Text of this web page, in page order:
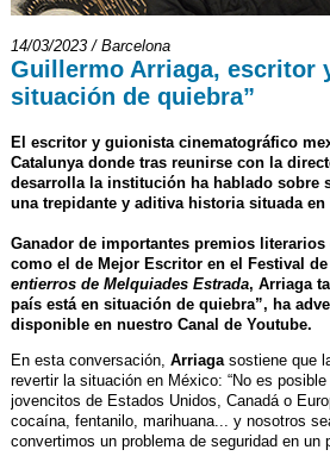
14/03/2023 / Barcelona
Guillermo Arriaga, escritor
situación de quiebra”
El escritor y guionista cinematográfico
Catalunya donde tras reunirse con la
desarrolla la institución ha hablado sobre
una trepidante y aditiva historia situada
Ganador de importantes premios
como el de Mejor Escritor en el Festival
entierros de Melquiades Estrada, Arriaga
país está en situación de quiebra”, ha
disponible en nuestro Canal de Youtube.
En esta conversación, Arriagasostiene que
revertir la situación en México: “No es
jovencitos de Estados Unidos, Canadá o
cocaína, fentanilo, marihuana... y nosotros
convertimos un problema de seguridad en un